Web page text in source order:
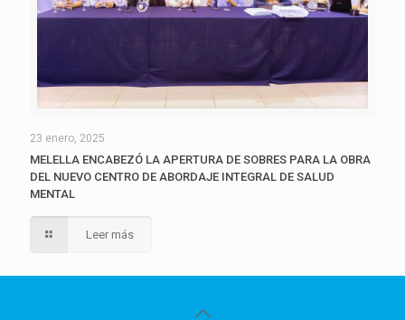
23 enero, 2025
MELELLA ENCABEZÓ LA APERTURA DE SOBRES PARA LA OBRA
DEL NUEVO CENTRO DE ABORDAJE INTEGRAL DE SALUD
MENTAL
Leer más